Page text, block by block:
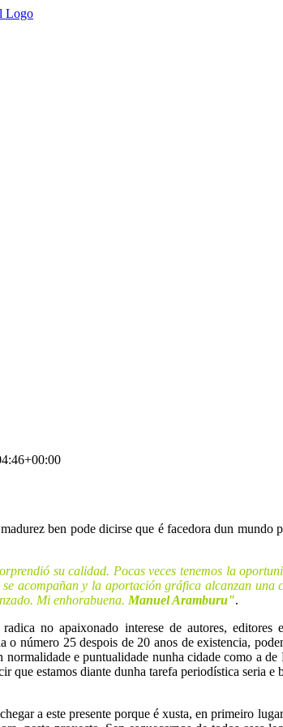
ben pode dicirse que é facedora dun
su calidad. Pocas veces tenemos la
acompañan y la aportación gráfica alcanzan una
Mi enhorabuena. Manuel Aramburu".
no apaixonado interese de autores,
número 25 despois de 20 anos de existencia,
e puntualidade nunha cidade como a
estamos diante dunha tarefa periodística seria e
a este presente porque é xusta, en primeiro